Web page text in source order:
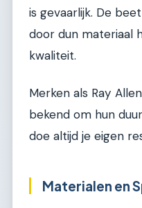
is gevaarlijk. De
door dun materiaal
kwaliteit.
Merken als Ray
bekend om hun
doe altijd je eigen
Materialen en